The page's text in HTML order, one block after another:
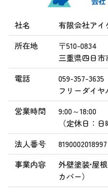
社名
有限会社アイ
所在地
〒510-0834
三重県四日
電話
059-357-3635
フリーダイヤ
営業時間
9:00～18:00
（定休日：日
法人番号
8190002018997
事業内容
外壁塗装•屋
カバー）